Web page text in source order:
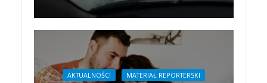
AKTUALNOŚCI MATERIAŁ REPORTERSKI